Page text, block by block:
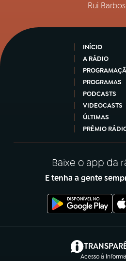
Rui
INÍCIO
A RÁDIO
PROGRAMAS
PODCASTS
VIDEOCASTS
ÚLTIMAS
PRÊMIO
Baixe o app da
E tenha a gente
Acesso à